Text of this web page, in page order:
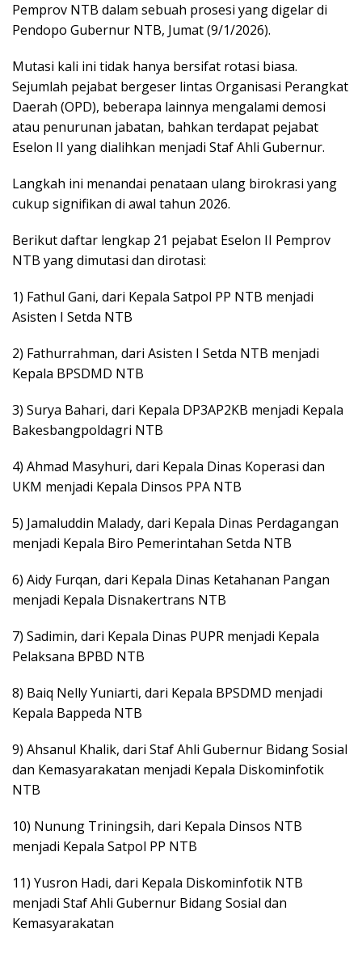
Pemprov NTB dalam sebuah prosesi yang digelar di
Pendopo Gubernur NTB, Jumat (9/1/2026).
Mutasi kali ini tidak hanya bersifat rotasi biasa.
Sejumlah pejabat bergeser lintas Organisasi Perangkat
Daerah (OPD), beberapa lainnya mengalami demosi
atau penurunan jabatan, bahkan terdapat pejabat
Eselon II yang dialihkan menjadi Staf Ahli Gubernur.
Langkah ini menandai penataan ulang birokrasi yang
cukup signifikan di awal tahun 2026.
Berikut daftar lengkap 21 pejabat Eselon II Pemprov
NTB yang dimutasi dan dirotasi:
1) Fathul Gani, dari Kepala Satpol PP NTB menjadi
Asisten I Setda NTB
2) Fathurrahman, dari Asisten I Setda NTB menjadi
Kepala BPSDMD NTB
3) Surya Bahari, dari Kepala DP3AP2KB menjadi Kepala
Bakesbangpoldagri NTB
4) Ahmad Masyhuri, dari Kepala Dinas Koperasi dan
UKM menjadi Kepala Dinsos PPA NTB
5) Jamaluddin Malady, dari Kepala Dinas Perdagangan
menjadi Kepala Biro Pemerintahan Setda NTB
6) Aidy Furqan, dari Kepala Dinas Ketahanan Pangan
menjadi Kepala Disnakertrans NTB
7) Sadimin, dari Kepala Dinas PUPR menjadi Kepala
Pelaksana BPBD NTB
8) Baiq Nelly Yuniarti, dari Kepala BPSDMD menjadi
Kepala Bappeda NTB
9) Ahsanul Khalik, dari Staf Ahli Gubernur Bidang Sosial
dan Kemasyarakatan menjadi Kepala Diskominfotik
NTB
10) Nunung Triningsih, dari Kepala Dinsos NTB
menjadi Kepala Satpol PP NTB
11) Yusron Hadi, dari Kepala Diskominfotik NTB
menjadi Staf Ahli Gubernur Bidang Sosial dan
Kemasyarakatan